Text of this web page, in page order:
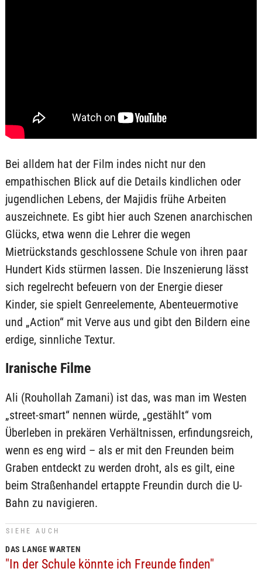
Bei alldem hat der Film indes nicht nur den
empathischen Blick auf die Details kindlichen oder
jugendlichen Lebens, der Majidis frühe Arbeiten
auszeichnete. Es gibt hier auch Szenen anarchischen
Glücks, etwa wenn die Lehrer die wegen
Mietrückstands geschlossene Schule von ihren paar
Hundert Kids stürmen lassen. Die Inszenierung lässt
sich regelrecht befeuern von der Energie dieser
Kinder, sie spielt Genreelemente, Abenteuermotive
und „Action“ mit Verve aus und gibt den Bildern eine
erdige, sinnliche Textur.
Iranische Filme
Ali (Rouhollah Zamani) ist das, was man im Westen
„street-smart“ nennen würde, „gestählt“ vom
Überleben in prekären Verhältnissen, erfindungsreich,
wenn es eng wird – als er mit den Freunden beim
Graben entdeckt zu werden droht, als es gilt, eine
beim Straßenhandel ertappte Freundin durch die U-
Bahn zu navigieren.
SIEHE AUCH
DAS LANGE WARTEN
"In der Schule könnte ich Freunde finden"